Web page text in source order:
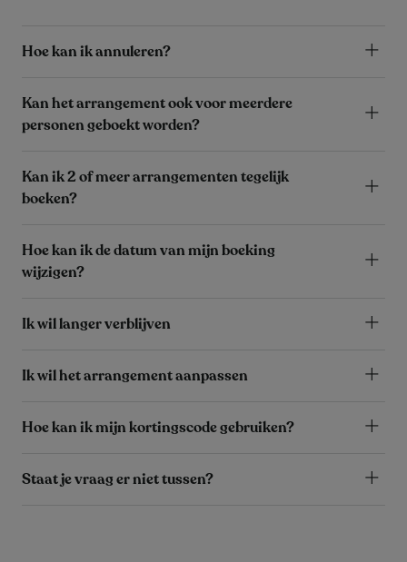
Hoe kan ik annuleren?
Kan het arrangement ook voor meerdere
personen geboekt worden?
Kan ik 2 of meer arrangementen tegelijk
boeken?
Hoe kan ik de datum van mijn boeking
wijzigen?
Ik wil langer verblijven
Ik wil het arrangement aanpassen
Hoe kan ik mijn kortingscode gebruiken?
Staat je vraag er niet tussen?